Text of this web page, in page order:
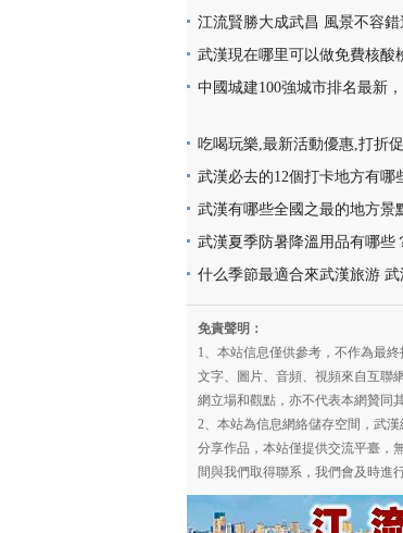
醫院門診名單地址(就診時間+
江流賢勝大成武昌 風景不容
韻味十足又充滿活力
武漢現在哪里可以做免費核酸
檢測地點位置咨詢電話及時間
中國城建100強城市排名最新
吃喝玩樂,最新活動優惠,打折
買,天天更新,超省錢,快來搶購!
武漢必去的12個打卡地方有哪
地址推薦
武漢有哪些全國之最的地方景
點名稱介紹及圖片大全欣賞
武漢夏季防暑降溫用品有哪些
片
什么季節最適合來武漢旅游
幾月份
免責聲明：
1、本站信息僅供參考，不作為最
文字、圖片、音頻、視頻來自互聯
網立場和觀點，亦不代表本網贊同其
2、本站為信息網絡儲存空間，武
分享作品，本站僅提供交流平臺，
間與我們取得聯系，我們會及時進行